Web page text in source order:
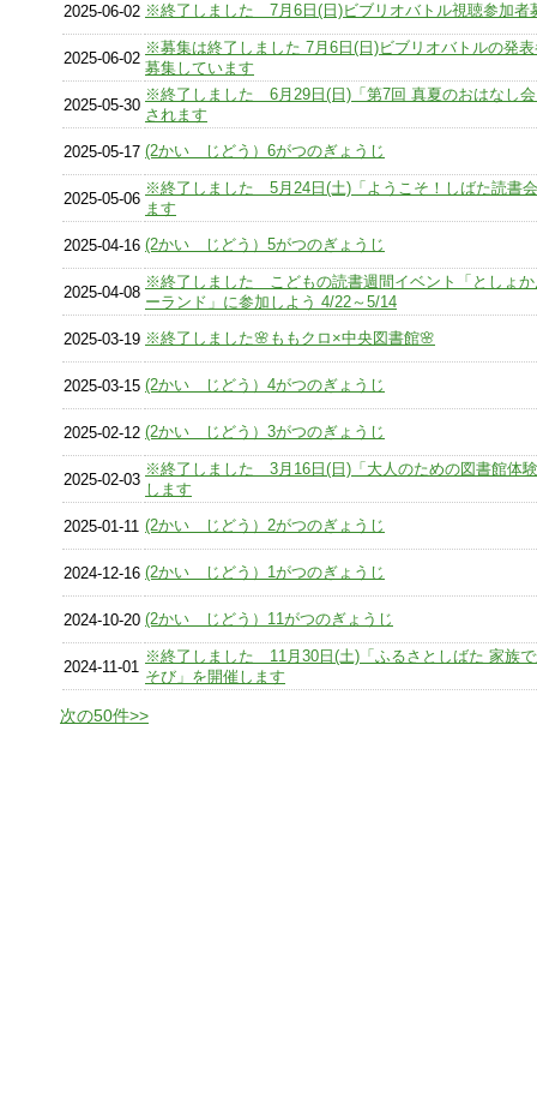
2025-06-02 ※終了しました 7月6日(日)ビブリオバトル視聴参加者
2025-06-02
※募集は終了しました 7月6日(日)ビブリオバトルの発
募集しています
2025-05-30
※終了しました 6月29日(日)「第7回 真夏のおはなし
されます
2025-05-17 (2かい じどう）6がつのぎょうじ
2025-05-06
※終了しました 5月24日(土)「ようこそ！しばた読書
ます
2025-04-16 (2かい じどう）5がつのぎょうじ
2025-04-08
※終了しました こどもの読書週間イベント「としょか
ーランド」に参加しよう 4/22～5/14
2025-03-19 ※終了しました🌸ももクロ×中央図書館🌸
2025-03-15 (2かい じどう）4がつのぎょうじ
2025-02-12 (2かい じどう）3がつのぎょうじ
2025-02-03
※終了しました 3月16日(日)「大人のための図書館体
します
2025-01-11 (2かい じどう）2がつのぎょうじ
2024-12-16 (2かい じどう）1がつのぎょうじ
2024-10-20 (2かい じどう）11がつのぎょうじ
2024-11-01
※終了しました 11月30日(土)「ふるさとしばた 家族
そび」を開催します
次の50件>>